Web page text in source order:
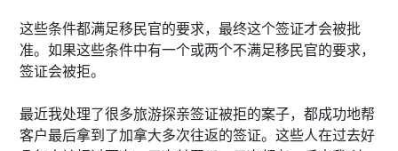
这些条件都满足移民官的要求，最终这个签证才会被批
准。如果这些条件中有一个或两个不满足移民官的要求，
签证会被拒。
最近我处理了很多旅游探亲签证被拒的案子，都成功地帮
客户最后拿到了加拿大多次往返的签证。这些人在过去好